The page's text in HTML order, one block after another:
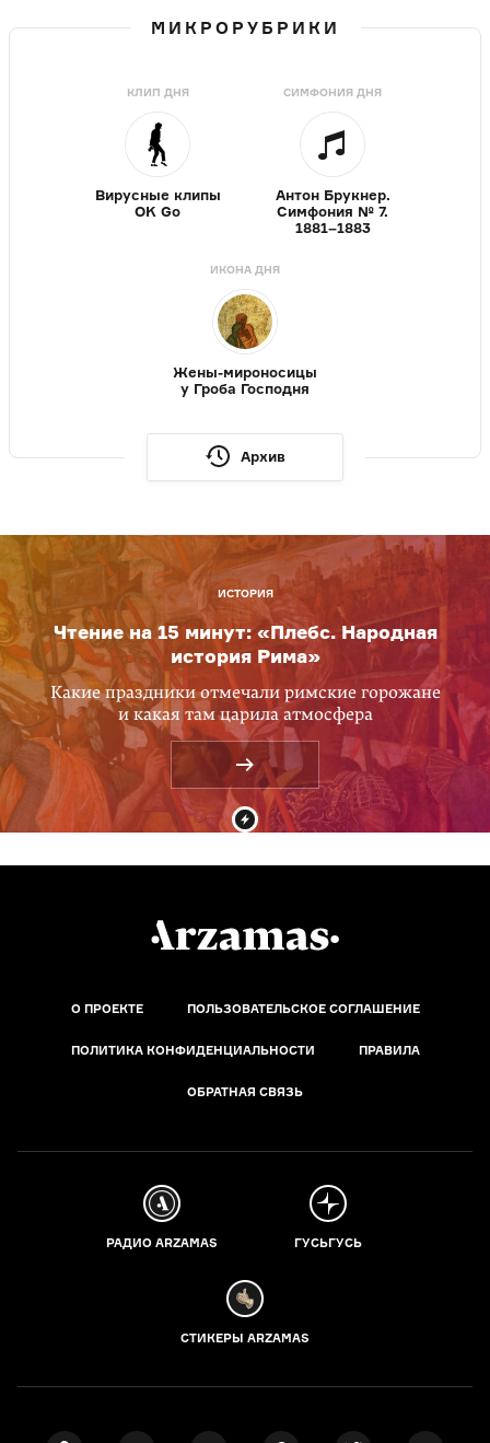
МИКРОРУБРИКИ
КЛИП ДНЯ
Вирусные клипы
OK Go
СИМФОНИЯ ДНЯ
Антон Брукнер.
Симфония № 7.
1881–1883
ИКОНА ДНЯ
Жены-мироносицы
у Гроба Господня
Архив
ИСТОРИЯ
Чтение на 15 минут: «Плебс. Народная
история Рима»
Какие праздники отмечали римские горожане
и какая там царила атмосфера
О ПРОЕКТЕ ПОЛЬЗОВАТЕЛЬСКОЕ СОГЛАШЕНИЕ
ПОЛИТИКА КОНФИДЕНЦИАЛЬНОСТИ ПРАВИЛА
ОБРАТНАЯ СВЯЗЬ
РАДИО ARZAMAS ГУСЬГУСЬ
СТИКЕРЫ ARZAMAS